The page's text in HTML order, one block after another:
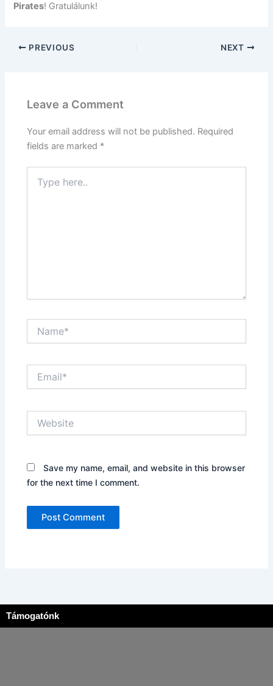
Pirates! Gratulálunk!
PREVIOUS NEXT
Leave a Comment
Your email address will not be published. Required
fields are marked *
here..
Save my name, email, and website in this browser
for the next time I comment.
Támogatónk